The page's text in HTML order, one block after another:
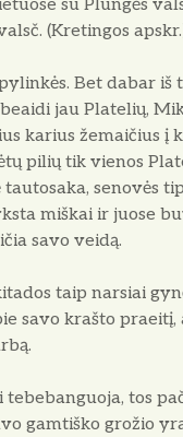
su Plungės
(Kretingos
Bet dabar
jau Platelių,
karius žemaičius
pilių tik vienos
senovės
miškai ir juose
savo veidą.
taip narsiai
savo krašto praeitį,
tos
gamtiško grožio